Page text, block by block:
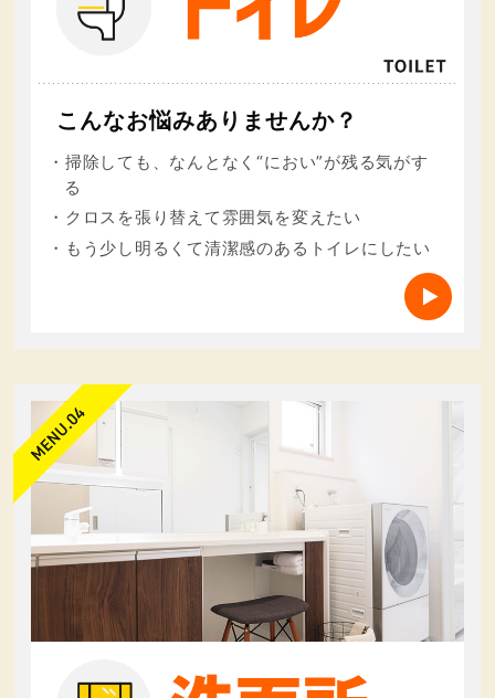
本ポリシーに関するお問い合わせは，下記の窓口まで
お願いいたします。
住所：〒371-0013 群馬県前橋市西片貝町4-22-3
電話：0120-05-3838
こんなお悩みありませんか？
・掃除しても、なんとなく“におい”が残る気がす
る
・クロスを張り替えて雰囲気を変えたい
・もう少し明るくて清潔感のあるトイレにしたい